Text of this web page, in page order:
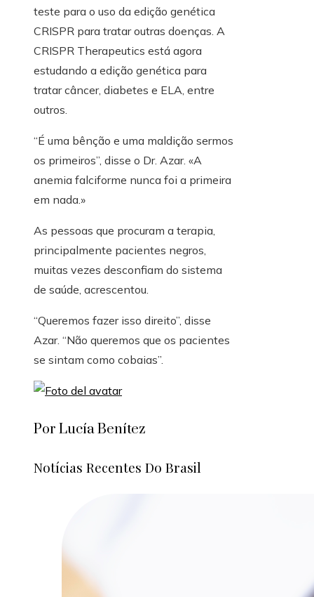
teste para o uso da edição genética
CRISPR para tratar outras doenças. A
CRISPR Therapeutics está agora
estudando a edição genética para
tratar câncer, diabetes e ELA, entre
outros.
“É uma bênção e uma maldição sermos
os primeiros”, disse o Dr. Azar. «A
anemia falciforme nunca foi a primeira
em nada.»
As pessoas que procuram a terapia,
principalmente pacientes negros,
muitas vezes desconfiam do sistema
de saúde, acrescentou.
“Queremos fazer isso direito”, disse
Azar. “Não queremos que os pacientes
se sintam como cobaias”.
Por Lucía Benítez
Notícias Recentes Do Brasil